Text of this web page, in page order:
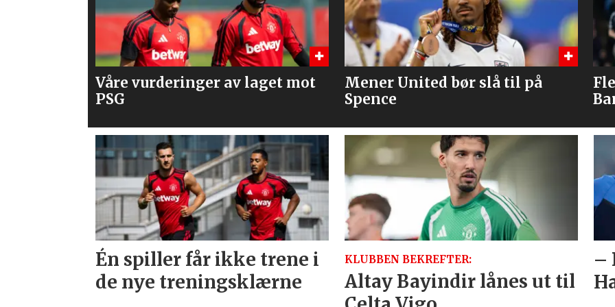
Mener United bør slå til på
Spence
Flere journalister: Rodri velger
Barcelona over Real Madrid
Én spiller får ikke trene i
de nye treningsklærne
KLUBBEN BEKREFTER:
Altay Bayindir lånes ut til
–